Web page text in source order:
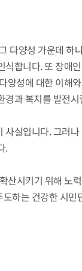
다양성 가운데 하
합니다. 또 장애
양성에 대한 이해
경과 복지를 발전
실입니다. 그러
.
산시키기 위해 노
하는 건강한 시민